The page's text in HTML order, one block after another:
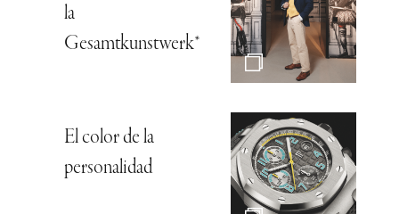
la
Gesamtkunstwerk*
El color de la
personalidad